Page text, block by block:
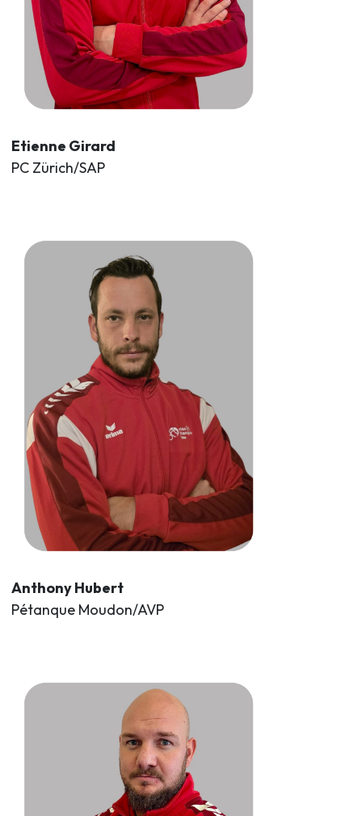
Etienne Girard
PC Zürich/SAP
Anthony Hubert
Pétanque Moudon/AVP